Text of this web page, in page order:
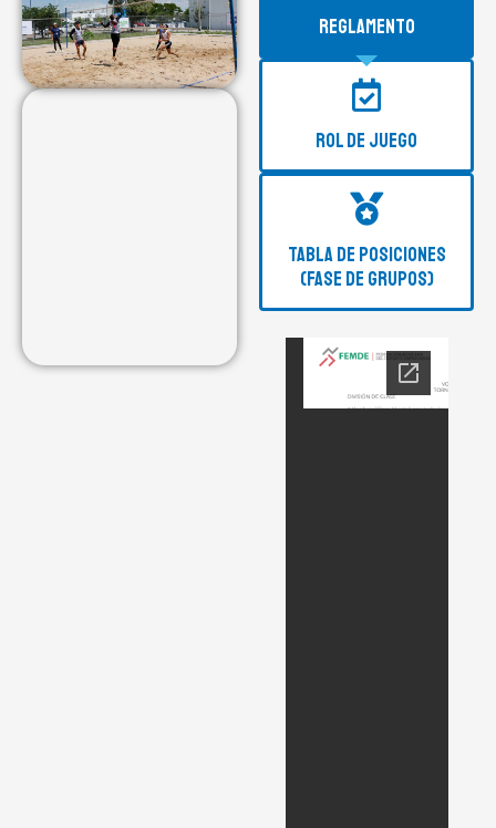
REGLAMENTO
ROL DE JUEGO
TABLA DE POSICIONES
(FASE DE GRUPOS)